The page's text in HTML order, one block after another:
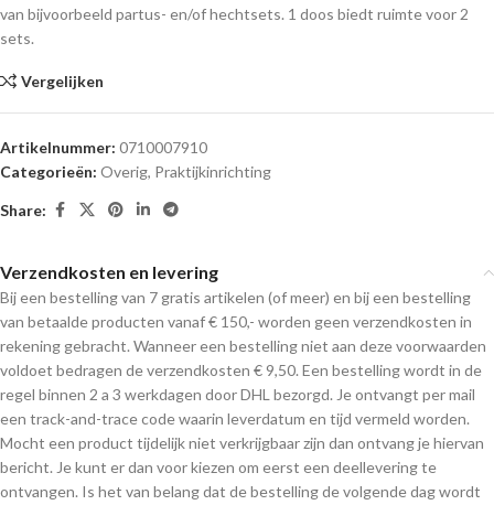
van bijvoorbeeld partus- en/of hechtsets. 1 doos biedt ruimte voor 2
sets.
Vergelijken
Artikelnummer: 0710007910
Categorieën: Overig, Praktijkinrichting
Share:
Verzendkosten en levering
Bij een bestelling van 7 gratis artikelen (of meer) en bij een bestelling
van betaalde producten vanaf € 150,- worden geen verzendkosten in
rekening gebracht. Wanneer een bestelling niet aan deze voorwaarden
voldoet bedragen de verzendkosten € 9,50. Een bestelling wordt in de
regel binnen 2 a 3 werkdagen door DHL bezorgd. Je ontvangt per mail
een track-and-trace code waarin leverdatum en tijd vermeld worden.
Mocht een product tijdelijk niet verkrijgbaar zijn dan ontvang je hiervan
bericht. Je kunt er dan voor kiezen om eerst een deellevering te
ontvangen. Is het van belang dat de bestelling de volgende dag wordt